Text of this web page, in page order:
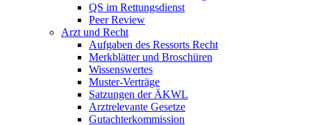
QS im Rettungsdienst
Peer Review
Arzt und Recht
Aufgaben des Ressorts Recht
Merkblätter und Broschüren
Wissenswertes
Muster-Verträge
Satzungen der ÄKWL
Arztrelevante Gesetze
Gutachterkommission